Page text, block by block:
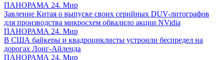
ПАНОРАМА 24. Мир
Завление Китая о выпуске своих серийных DUV-литографов
для производства микросхем обвалило акции NVidia
ПАНОРАМА 24. Мир
В США байкеры и квадроциклисты устроили беспредел на
дорогах Лонг-Айленда
ПАНОРАМА 24. Мир